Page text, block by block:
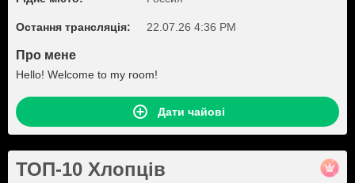
Остання трансляція: 22.07.26 4:36 PM
Про мене
Hello! Welcome to my room!
Дати чайові
ТОП-10 Хлопців